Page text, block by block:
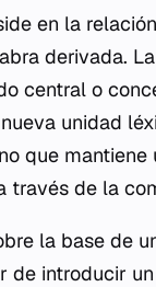
en la
derivada.
central o
unidad
que
través de la
la base de
de introducir